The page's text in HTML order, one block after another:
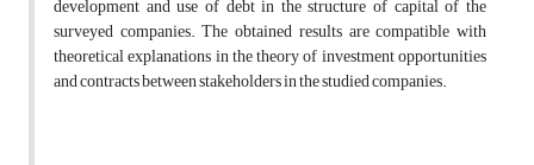
development and use of debt in the structure of capital of the
surveyed companies. The obtained results are compatible with
theoretical explanations in the theory of investment opportunities
and contracts between stakeholders in the studied companies.